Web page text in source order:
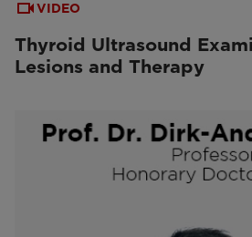
VIDEO
Thyroid Ultrasound
Lesions and Therapy